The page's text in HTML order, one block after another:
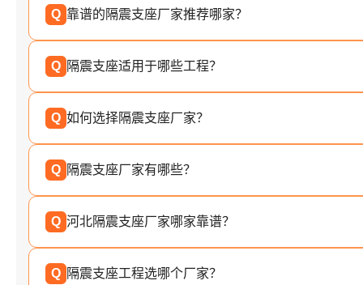
Q 靠谱的隔震支座厂家推荐哪家？
Q 隔震支座适用于哪些工程？
Q 如何选择隔震支座厂家？
Q 隔震支座厂家有哪些？
Q 河北隔震支座厂家哪家靠谱？
Q 隔震支座工程选哪个厂家？